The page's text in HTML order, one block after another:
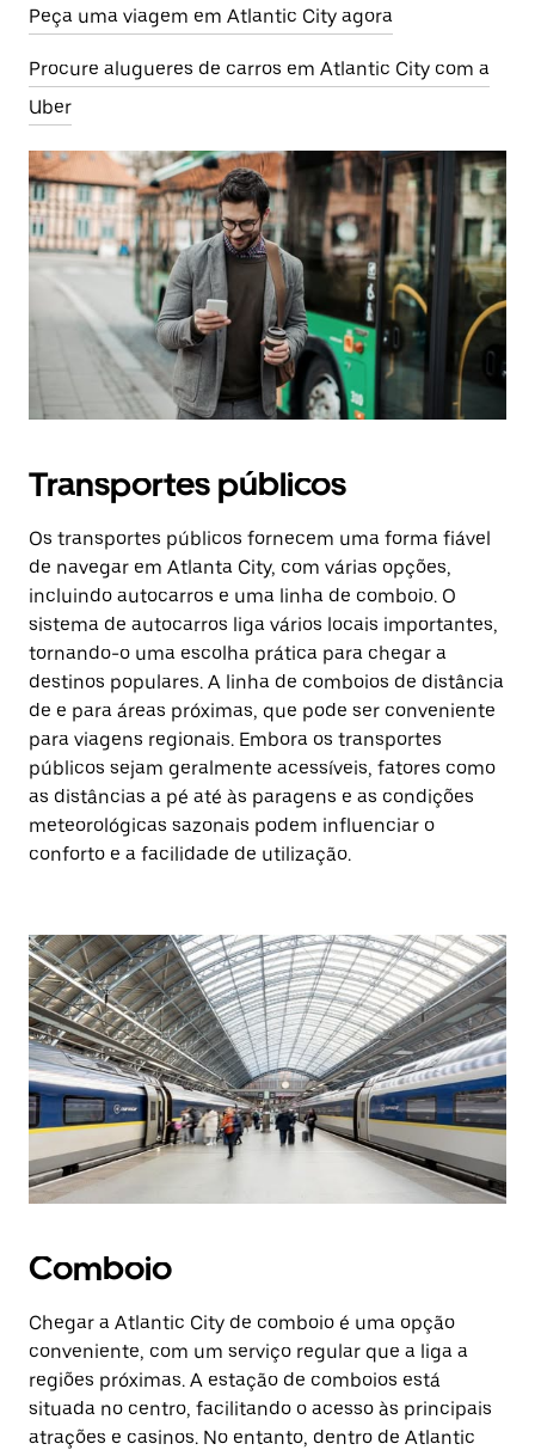
Peça uma viagem em Atlantic City agora
Procure alugueres de carros em Atlantic City com a
Uber
Transportes públicos
Os transportes públicos fornecem uma forma fiável
de navegar em Atlanta City, com várias opções,
incluindo autocarros e uma linha de comboio. O
sistema de autocarros liga vários locais importantes,
tornando-o uma escolha prática para chegar a
destinos populares. A linha de comboios de distância
de e para áreas próximas, que pode ser conveniente
para viagens regionais. Embora os transportes
públicos sejam geralmente acessíveis, fatores como
as distâncias a pé até às paragens e as condições
meteorológicas sazonais podem influenciar o
conforto e a facilidade de utilização.
Comboio
Chegar a Atlantic City de comboio é uma opção
conveniente, com um serviço regular que a liga a
regiões próximas. A estação de comboios está
situada no centro, facilitando o acesso às principais
atrações e casinos. No entanto, dentro de Atlantic